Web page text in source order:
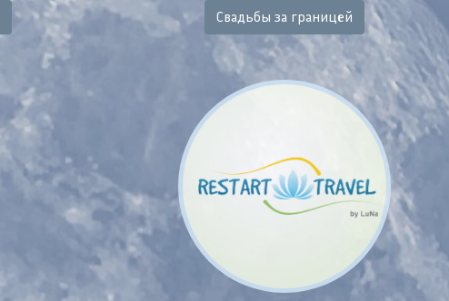
Свадьбы за границей